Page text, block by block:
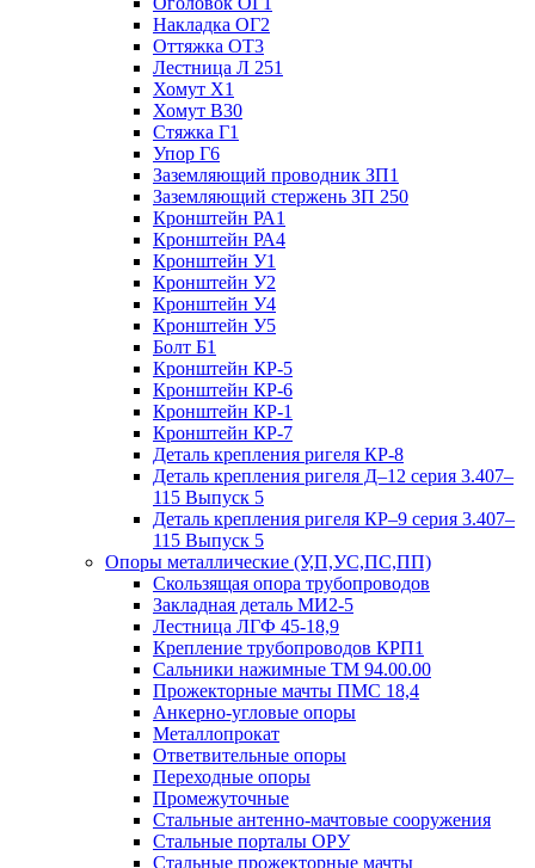
Накладка ОГ2
Оттяжка ОТ3
Лестница Л 251
Хомут Х1
Хомут В30
Стяжка Г1
Упор Г6
Заземляющий проводник ЗП1
Заземляющий стержень ЗП 250
Кронштейн РА1
Кронштейн РА4
Кронштейн У1
Кронштейн У2
Кронштейн У4
Кронштейн У5
Болт Б1
Кронштейн КР-5
Кронштейн КР-6
Кронштейн КР-1
Кронштейн КР-7
Деталь крепления ригеля КР‑8
Деталь крепления ригеля Д–12 серия 3.407–
115 Выпуск 5
Деталь крепления ригеля КР–9 серия 3.407–
115 Выпуск 5
Опоры металлические (У,П,УС,ПС,ПП)
Скользящая опора трубопроводов
Закладная деталь МИ2-5
Лестница ЛГФ 45-18,9
Крепление трубопроводов КРП1
Сальники нажимные ТМ 94.00.00
Прожекторные мачты ПМС 18,4
Анкерно-угловые опоры
Металлопрокат
Ответвительные опоры
Переходные опоры
Промежуточные
Стальные антенно-мачтовые сооружения
Стальные порталы ОРУ
Стальные прожекторные мачты